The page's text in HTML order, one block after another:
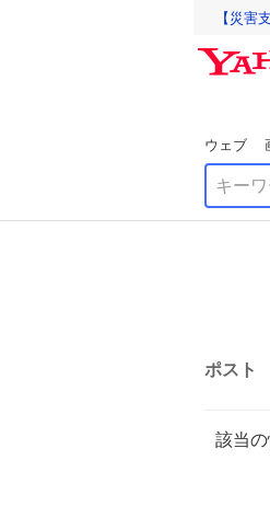
【災害
ウェブ
ポスト
該当